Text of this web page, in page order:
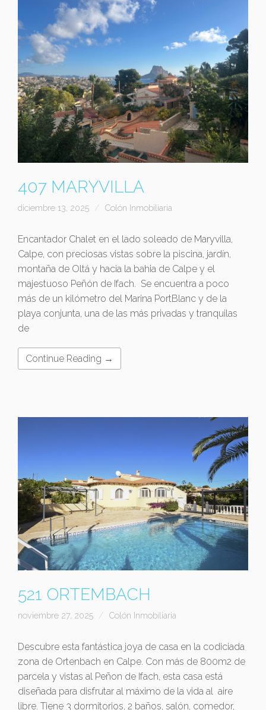
407 MARYVILLA
diciembre 13, 2025 Colón Inmobiliaria
Encantador Chalet en el lado soleado de Maryvilla,
Calpe, con preciosas vistas sobre la piscina, jardín,
montaña de Oltá y hacia la bahia de Calpe y el
majestuoso Peñón de Ifach. Se encuentra a poco
más de un kilómetro del Marina PortBlanc y de la
playa conjunta, una de las más privadas y tranquilas
de
Continue Reading →
521 ORTEMBACH
noviembre 27, 2025 Colón Inmobiliaria
Descubre esta fantástica joya de casa en la codiciada
zona de Ortenbach en Calpe. Con más de 800m2 de
parcela y vistas al Peñon de Ifach, esta casa está
diseñada para disfrutar al máximo de la vida al aire
libre. Tiene 3 dormitorios, 2 baños, salón, comedor,